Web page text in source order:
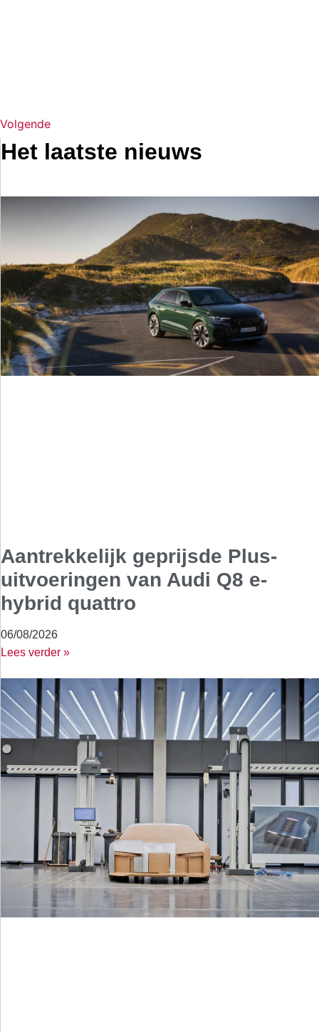
Volgende
Het laatste nieuws
Aantrekkelijk geprijsde Plus-
uitvoeringen van Audi Q8 e-
hybrid quattro
06/08/2026
Lees verder »